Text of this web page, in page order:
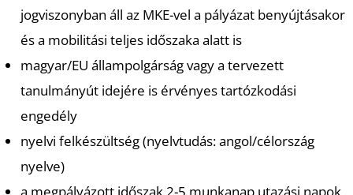
jogviszonyban áll az MKE-vel a pályázat benyújtásakor
és a mobilitási teljes időszaka alatt is
magyar/EU állampolgárság vagy a tervezett
tanulmányút idejére is érvényes tartózkodási
engedély
nyelvi felkészültség (nyelvtudás: angol/célország
nyelve)